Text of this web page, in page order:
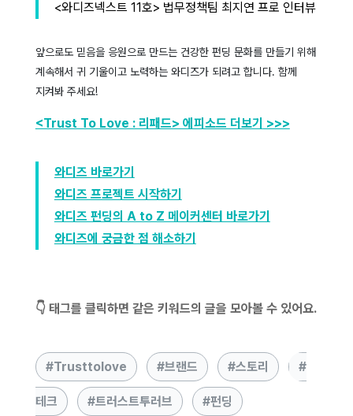
<와디즈넥스트 11호> 법무정책팀 최지연 프로 인터뷰
앞으로도 믿음을 응원으로 만드는 건강한 펀딩 문화를 만들기 위해
계속해서 귀 기울이고 노력하는 와디즈가 되려고 합니다. 함께
지켜봐 주세요!
<Trust To Love : 리패드> 에피소드 더보기 >>>
와디즈 바로가기
와디즈 프로젝트 시작하기
와디즈 펀딩의 A to Z 메이커센터 바로가기
와디즈에 궁금한 점 해소하기
👇 태그를 클릭하면 같은 키워드의 글을 모아볼 수 있어요.
Trusttolove 브랜드 스토리
테크 트러스트투러브 펀딩